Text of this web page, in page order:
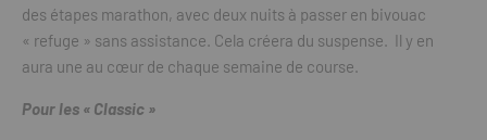
des étapes marathon, avec deux nuits à passer en bivouac
« refuge » sans assistance. Cela créera du suspense. Il y en
aura une au cœur de chaque semaine de course.
Pour les « Classic »